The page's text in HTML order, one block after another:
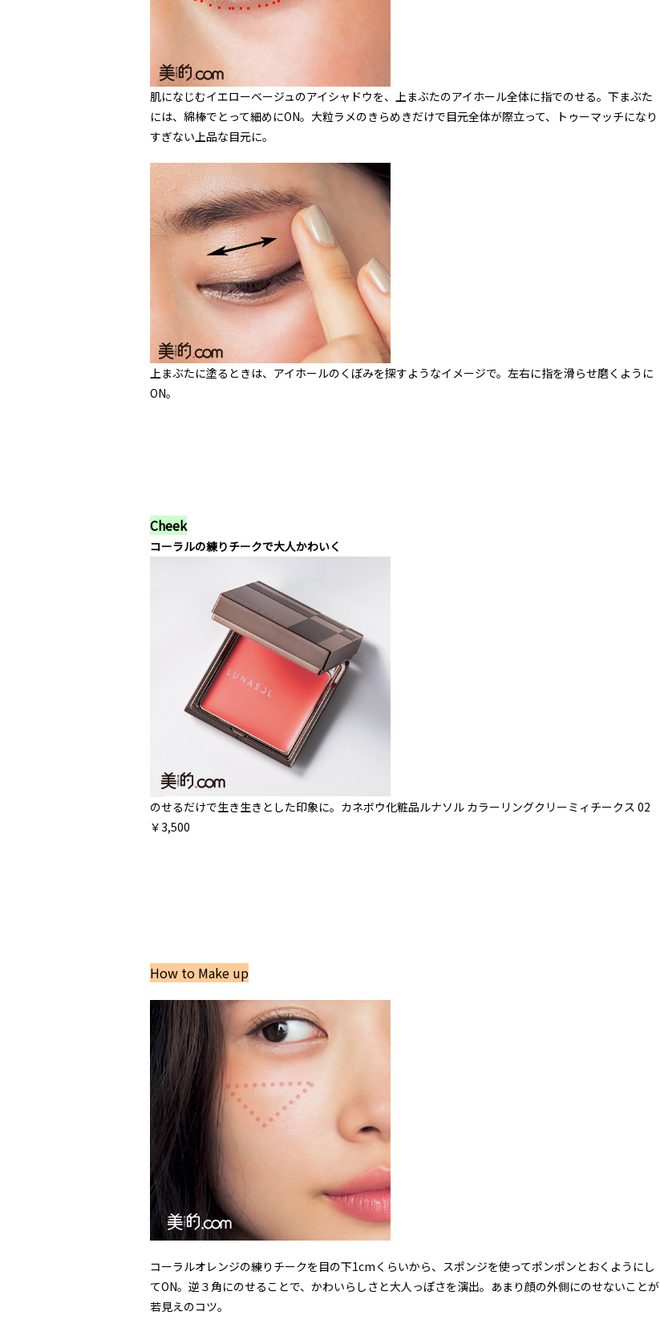
肌になじむイエローベージュのアイシャドウを、上まぶたのアイホール全体に指でのせる。下まぶた
には、綿棒でとって細めにON。大粒ラメのきらめきだけで目元全体が際立って、トゥーマッチになり
すぎない上品な目元に。
上まぶたに塗るときは、アイホールのくぼみを探すようなイメージで。左右に指を滑らせ磨くように
ON。
Cheek
コーラルの練りチークで大人かわいく
のせるだけで生き生きとした印象に。カネボウ化粧品ルナソル カラーリングクリーミィチークス 02
￥3,500
How to Make up
コーラルオレンジの練りチークを目の下1cmくらいから、スポンジを使ってポンポンとおくようにし
てON。逆３角にのせることで、かわいらしさと大人っぽさを演出。あまり顔の外側にのせないことが
若見えのコツ。